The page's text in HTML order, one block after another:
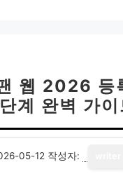
웹 2026 등
계 완벽 가이
05-12 작성자: